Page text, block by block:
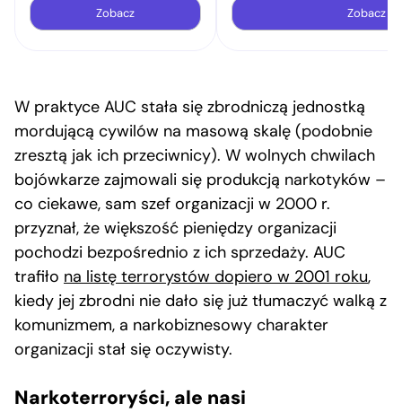
Zobacz Zobacz
W praktyce AUC stała się zbrodniczą jednostką
mordującą cywilów na masową skalę (podobnie
zresztą jak ich przeciwnicy). W wolnych chwilach
bojówkarze zajmowali się produkcją narkotyków –
co ciekawe, sam szef organizacji w 2000 r.
przyznał, że większość pieniędzy organizacji
pochodzi bezpośrednio z ich sprzedaży. AUC
trafiło na listę terrorystów dopiero w 2001 roku,
kiedy jej zbrodni nie dało się już tłumaczyć walką z
komunizmem, a narkobiznesowy charakter
organizacji stał się oczywisty.
Narkoterroryści, ale nasi